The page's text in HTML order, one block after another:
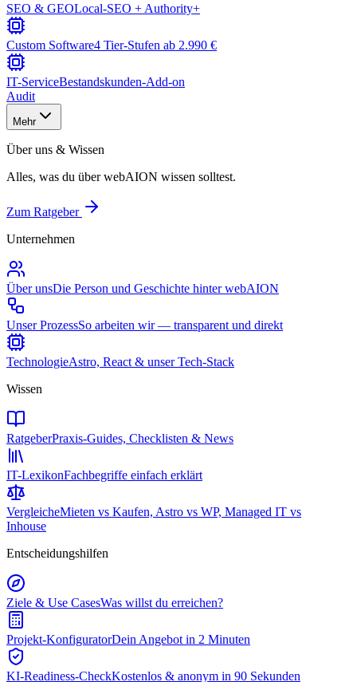
SEO & GEOLocal-SEO + Authority+
Custom Software4 Tier-Stufen ab 2.990 €
IT-ServiceBestandskunden-Add-on
Audit
Mehr
Über uns & Wissen
Alles, was du über webAION wissen solltest.
Zum Ratgeber
Unternehmen
Über unsDie Person und Geschichte hinter webAION
Unser ProzessSo arbeiten wir — transparent und direkt
TechnologieAstro, React & unser Tech-Stack
Wissen
RatgeberPraxis-Guides, Checklisten & News
IT-LexikonFachbegriffe einfach erklärt
VergleicheMieten vs Kaufen, Astro vs WP, Managed IT vs
Inhouse
Entscheidungshilfen
Ziele & Use CasesWas willst du erreichen?
Projekt-KonfiguratorDein Angebot in 2 Minuten
KI-Readiness-CheckKostenlos & anonym in 90 Sekunden